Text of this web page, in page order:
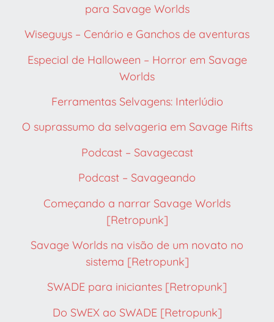
para Savage Worlds
Wiseguys – Cenário e Ganchos de aventuras
Especial de Halloween – Horror em Savage
Worlds
Ferramentas Selvagens: Interlúdio
O suprassumo da selvageria em Savage Rifts
Podcast – Savagecast
Podcast – Savageando
Começando a narrar Savage Worlds
[Retropunk]
Savage Worlds na visão de um novato no
sistema [Retropunk]
SWADE para iniciantes [Retropunk]
Do SWEX ao SWADE [Retropunk]